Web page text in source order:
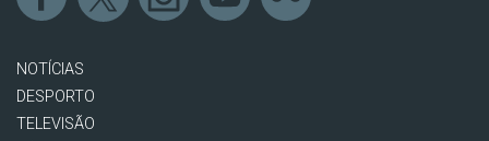
NOTÍCIAS
DESPORTO
TELEVISÃO